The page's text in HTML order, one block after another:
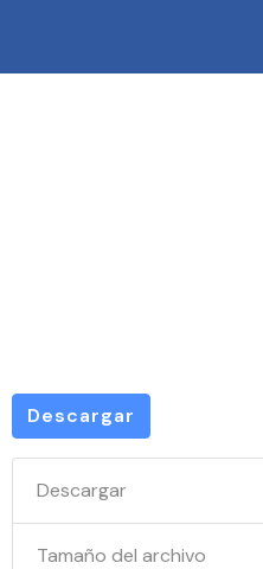
Descargar
Descargar
Tamaño del archivo